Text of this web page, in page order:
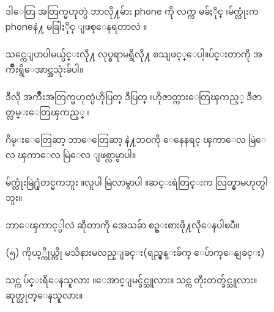
ဒါေတြ အတြက္မဟုတ္ပဲ ဘာလို႔မ်ား phone ကို လက္က မခ်ႏိုင္ ၊မ်က္လုံးက
phoneနဲ႔ မခြါႏိုင္ ျဖစ္ေနရတာလဲ ။
သင္ကေျပာပါမယ္ပ်င္းလို႔ လုပ္စရာမရွိလို႔ စသျဖင့္ေပါ့။ပ်င္းတာကို အ
က်ိဳးရွိေအာင္အသုံးခ်ပါ။
ဒီလို အက်ိဳးအတြက္မဟုတ္ပဲဟိုပြတ္ ဒီပြတ္ ၊ဟိုဇာတ္ကားေတြၾကည့္ ဒီဇာ
တ္လမ္းေတြၾကည့္ ၊
ဂိမ္းေတြေဆာ့ ဘာေတြေဆာ့ နဲ႔ဘဝကို ေနေနရင္ ၾကာေလ မြဲေ
လ ၾကာေလ မြဲေလ ျဖစ္လာမွာပါ။
မ်က္လုံးမြဲ႐ုံတင္မကဘူး ။လူပါ မြဲလာမွာပါ ။ဆင္းရဲတြင္းက လြတ္မွာမဟုတ္ပါ
ဘူး။
ဘာေၾကာင့္ပါလဲ ဆိုတာကို အေသခ်ာ စဥ္းစားဖို႔လိုေနပါၿပီ။
(၅) ကိုယ့္ကိုယ္ကို မသိနားမလည္ျခင္း(ရည္မွန္းခ်က္ ေပ်ာက္ေနျခင္း)
သင္က ပ်င္းရိေနသူလား ။ေအာင္ျမင္ခ်င္သူလား။ သင္က တိုးတတ္ခ်င္သူလား။
ဆုတ္ယုတ္ေနသူလား။